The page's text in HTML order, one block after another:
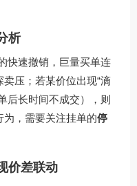
析
快速撤销，巨量买单连
压；若某价位出现“滴
后长时间不成交），则
，需要关注挂单的停
价差联动